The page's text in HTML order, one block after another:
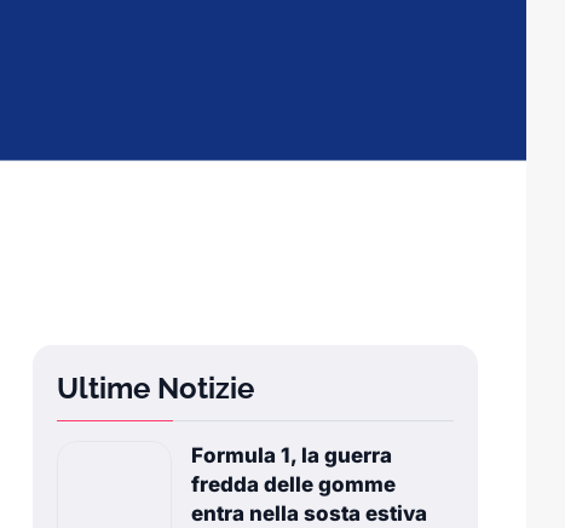
Ultime Notizie
Formula 1, la guerra
fredda delle gomme
entra nella sosta estiva